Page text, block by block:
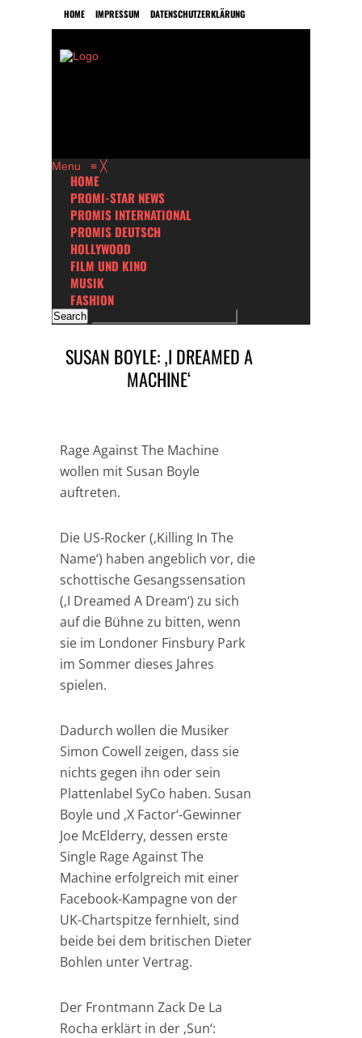
HOME IMPRESSUM DATENSCHUTZERKLÄRUNG
Menu ≡ ╳
HOME
PROMI-STAR NEWS
PROMIS INTERNATIONAL
PROMIS DEUTSCH
HOLLYWOOD
FILM UND KINO
MUSIK
FASHION
SUSAN BOYLE: ‚I DREAMED A
MACHINE‘
Rage Against The Machine
wollen mit Susan Boyle
auftreten.
Die US-Rocker (‚Killing In The
Name‘) haben angeblich vor, die
schottische Gesangssensation
(‚I Dreamed A Dream‘) zu sich
auf die Bühne zu bitten, wenn
sie im Londoner Finsbury Park
im Sommer dieses Jahres
spielen.
Dadurch wollen die Musiker
Simon Cowell zeigen, dass sie
nichts gegen ihn oder sein
Plattenlabel SyCo haben. Susan
Boyle und ‚X Factor‘-Gewinner
Joe McElderry, dessen erste
Single Rage Against The
Machine erfolgreich mit einer
Facebook-Kampagne von der
UK-Chartspitze fernhielt, sind
beide bei dem britischen Dieter
Bohlen unter Vertrag.
Der Frontmann Zack De La
Rocha erklärt in der ‚Sun‘: